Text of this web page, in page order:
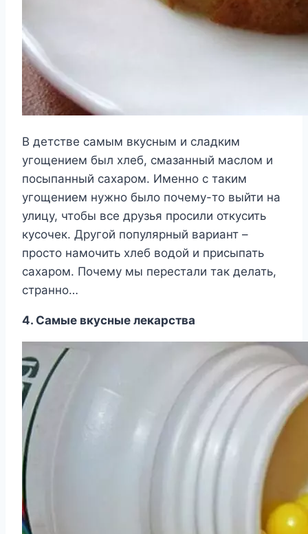
В детстве самым вкусным и сладким
угощением был хлеб, смазанный маслом и
посыпанный сахаром. Именно с таким
угощением нужно было почему-то выйти на
улицу, чтобы все друзья просили откусить
кусочек. Другой популярный вариант –
просто намочить хлеб водой и присыпать
сахаром. Почему мы перестали так делать,
странно…
4. Самые вкусные лекарства